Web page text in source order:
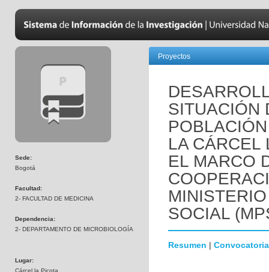
Sede:
Bogotá
Facultad:
2- FACULTAD DE MEDICINA
Dependencia:
2- DEPARTAMENTO DE MICROBIOLOGÍA
Lugar:
Cárcel la Picota
Proyectos
SITUACIÓN
LA CÁRCEL
EL MARCO
SOCIAL
Resumen | Convocatoria